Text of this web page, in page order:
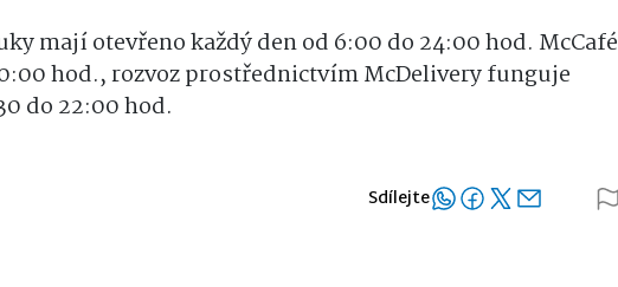
mají otevřeno každý den od 6:00 do 24:00 hod. McCafé
hod., rozvoz prostřednictvím McDelivery funguje
do 22:00 hod.
Sdílejte